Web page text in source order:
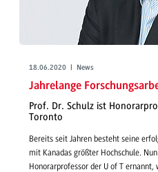
18.06.2020 | News
Jahrelange
Prof. Dr. Schulz ist
Toronto
Bereits seit Jahren besteht seine
mit Kanadas größter Hochschule.
Honorarprofessor der U of T